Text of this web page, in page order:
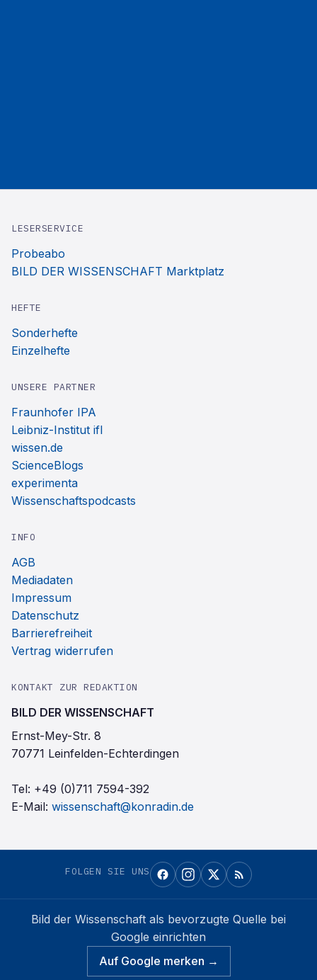
LESERSERVICE
Probeabo
BILD DER WISSENSCHAFT Marktplatz
HEFTE
Sonderhefte
Einzelhefte
UNSERE PARTNER
Fraunhofer IPA
Leibniz-Institut ifl
wissen.de
ScienceBlogs
experimenta
Wissenschaftspodcasts
INFO
AGB
Mediadaten
Impressum
Datenschutz
Barrierefreiheit
Vertrag widerrufen
KONTAKT ZUR REDAKTION
BILD DER WISSENSCHAFT
Ernst-Mey-Str. 8
70771 Leinfelden-Echterdingen
Tel: +49 (0)711 7594-392
E-Mail: wissenschaft@konradin.de
FOLGEN SIE UNS
Bild der Wissenschaft als bevorzugte Quelle bei
Google einrichten
Auf Google merken →